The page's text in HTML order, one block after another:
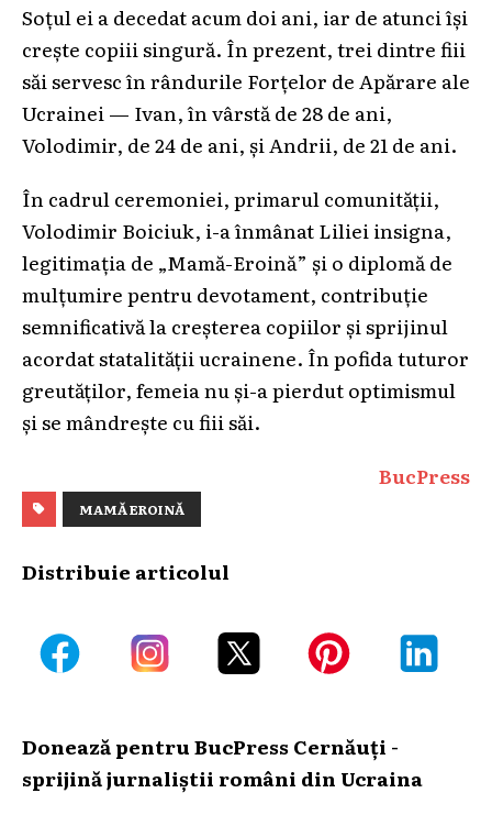
Soțul ei a decedat acum doi ani, iar de atunci își
crește copiii singură. În prezent, trei dintre fiii
săi servesc în rândurile Forțelor de Apărare ale
Ucrainei — Ivan, în vârstă de 28 de ani,
Volodimir, de 24 de ani, și Andrii, de 21 de ani.
În cadrul ceremoniei, primarul comunității,
Volodimir Boiciuk, i-a înmânat Liliei insigna,
legitimația de „Mamă-Eroină” și o diplomă de
mulțumire pentru devotament, contribuție
semnificativă la creșterea copiilor și sprijinul
acordat statalității ucrainene. În pofida tuturor
greutăților, femeia nu și-a pierdut optimismul
și se mândrește cu fiii săi.
BucPress
MAMĂ EROINĂ
Distribuie articolul
Donează pentru BucPress Cernăuți -
sprijină jurnaliștii români din Ucraina